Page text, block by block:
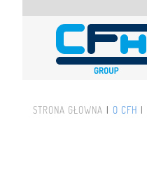
STRONA GŁÓWNA O CFH